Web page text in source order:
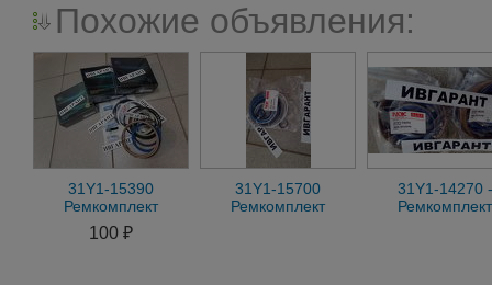
Похожие объявления:
31Y1-15390
Ремкомплект
гидроцилиндра
стрелы 31Y1-15390,
100 ₽
31Y1-15700
Ремкомплект
31Y1-14270 -
Ремкомплект